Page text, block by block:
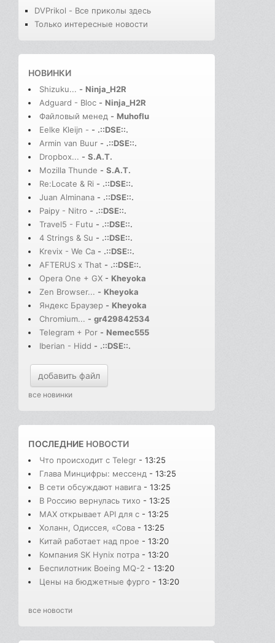
DVPrikol - Все приколы здесь
Только интересные новости
НОВИНКИ
Shizuku... - Ninja_H2R
Adguard - Bloc - Ninja_H2R
Файловый менед - Muhoflu
Eelke Kleijn - - .::DSE::.
Armin van Buur - .::DSE::.
Dropbox... - S.A.T.
Mozilla Thunde - S.A.T.
Re:Locate & Ri - .::DSE::.
Juan Alminana - .::DSE::.
Paipy - Nitro - .::DSE::.
Travel5 - Futu - .::DSE::.
4 Strings & Su - .::DSE::.
Krevix - We Ca - .::DSE::.
AFTERUS x That - .::DSE::.
Opera One + GX - Kheyoka
Zen Browser... - Kheyoka
Яндекс Браузер - Kheyoka
Chromium... - gr429842534
Telegram + Por - Nemec555
Iberian - Hidd - .::DSE::.
добавить файл
все новинки
ПОСЛЕДНИЕ НОВОСТИ
Что происходит с Telegr - 13:25
Глава Минцифры: мессенд - 13:25
В сети обсуждают навига - 13:25
В Россию вернулась тихо - 13:25
MAX открывает API для с - 13:25
Холанн, Одиссея, «Сова - 13:25
Китай работает над прое - 13:20
Компания SK Hynix потра - 13:20
Беспилотник Boeing MQ-2 - 13:20
Цены на бюджетные фурго - 13:20
все новости